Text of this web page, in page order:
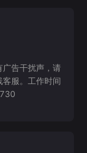
广告干扰声，请
服。工作时间